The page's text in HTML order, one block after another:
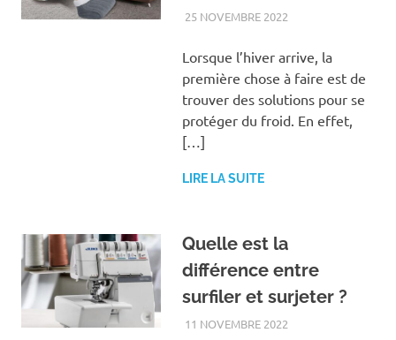
25 NOVEMBRE 2022
Lorsque l’hiver arrive, la
première chose à faire est de
trouver des solutions pour se
protéger du froid. En effet,
[…]
LIRE LA SUITE
Quelle est la
différence entre
surfiler et surjeter ?
11 NOVEMBRE 2022